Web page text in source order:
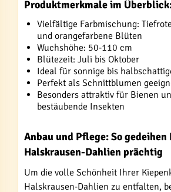
Produktmerkmale im
Vielfältige Farbmischung:
und orangefarbene Blüten
Wuchshöhe: 50-110 cm
Blütezeit: Juli bis Oktober
Ideal für sonnige bis
Perfekt als Schnittblumen
Besonders attraktiv für Bienen
bestäubende Insekten
Anbau und Pflege: So gedeihen
Halskrausen-Dahlien prächtig
Um die volle Schönheit Ihrer
Halskrausen-Dahlien zu entfalten,